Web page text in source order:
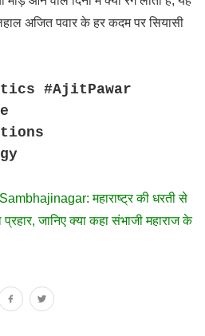
अजित पवार के हर कदम पर सियासी
#AjitPawar
महाराष्ट्र की धरती से
प्रहार, जानिए क्या कहा संभाजी महाराज के